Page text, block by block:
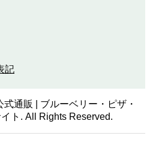
記
式通販 | ブルーベリー・ピザ・
ト. All Rights Reserved.